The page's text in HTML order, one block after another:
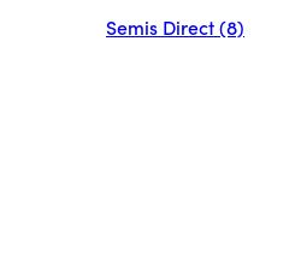
Semis Direct (8)